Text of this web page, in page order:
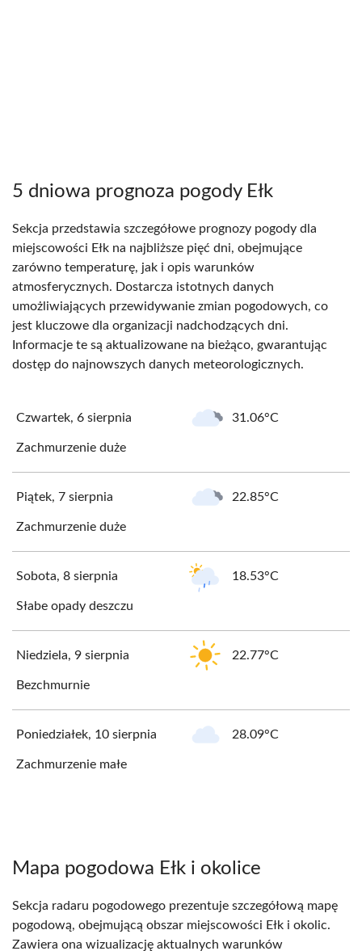
5 dniowa prognoza pogody Ełk
Sekcja przedstawia szczegółowe prognozy pogody dla
miejscowości Ełk na najbliższe pięć dni, obejmujące
zarówno temperaturę, jak i opis warunków
atmosferycznych. Dostarcza istotnych danych
umożliwiających przewidywanie zmian pogodowych, co
jest kluczowe dla organizacji nadchodzących dni.
Informacje te są aktualizowane na bieżąco, gwarantując
dostęp do najnowszych danych meteorologicznych.
Czwartek, 6 sierpnia 31.06°C
Zachmurzenie duże
Piątek, 7 sierpnia 22.85°C
Zachmurzenie duże
Sobota, 8 sierpnia 18.53°C
Słabe opady deszczu
Niedziela, 9 sierpnia 22.77°C
Bezchmurnie
Poniedziałek, 10 sierpnia 28.09°C
Zachmurzenie małe
Mapa pogodowa Ełk i okolice
Sekcja radaru pogodowego prezentuje szczegółową mapę
pogodową, obejmującą obszar miejscowości Ełk i okolic.
Zawiera ona wizualizację aktualnych warunków